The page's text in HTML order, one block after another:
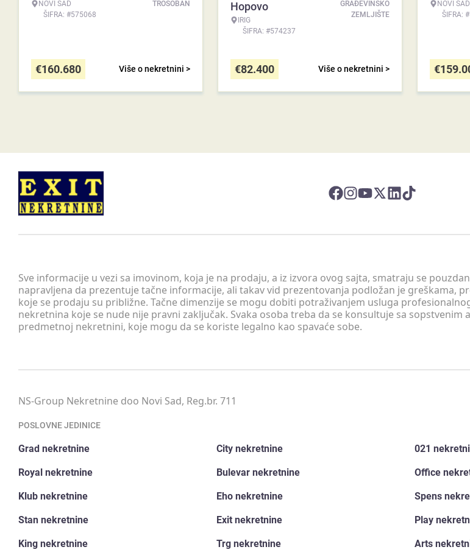
NOVI SAD
ŠIFRA: #575068
TROSOBAN
Više o nekretnini >
€160.680
Hopovo
IRIG
ŠIFRA: #574237
GRAĐEVINSKO
ZEMLJIŠTE
Više o nekretnini >
€82.400
NOVI SAD
ŠIFRA:
€
Sve informacije u vezi sa imovinom, koja je na prodaju, a iz izvora ovog sajta, smatraju se
napravljena da prezentuje tačne informacije, ali takav vid prezentovanja podložan je greškama,
koje se prodaju su približne. Tačne dimenzije se mogu dobiti potraživanjem usluga
nekretnina koje se nude nije pravni zaključak. Svaka osoba treba da se konsultuje sa
predmetnoj nekretnini, koje mogu da se koriste legalno kao spavaće sobe.
NS-Group Nekretnine doo Novi Sad, Reg.br. 711
POSLOVNE JEDINICE
Grad nekretnine City nekretnine 021
Royal nekretnine Bulevar nekretnine Office
Klub nekretnine Eho nekretnine Spens
Stan nekretnine Exit nekretnine Play
King nekretnine Trg nekretnine Arts